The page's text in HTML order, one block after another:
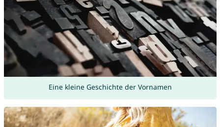
Eine kleine Geschichte der Vornamen